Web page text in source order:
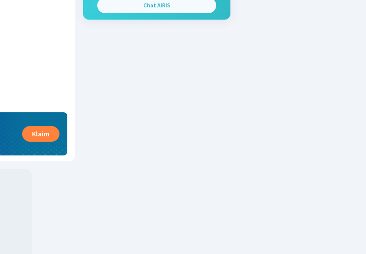
Klaim
Chat AiRIS